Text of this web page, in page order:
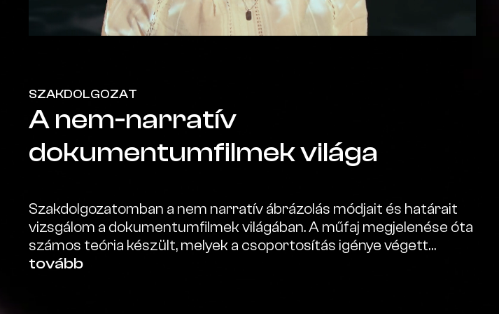
SZAKDOLGOZAT
A nem-narratív
dokumentumfilmek világa
Szakdolgozatomban a nem narratív ábrázolás módjait és határait
vizsgálom a dokumentumfilmek világában. A műfaj megjelenése óta
számos teória készült, melyek a csoportosítás igénye végett
megpróbálták kategorizálni a dokumentumfilmeket. Írásomban két
tovább